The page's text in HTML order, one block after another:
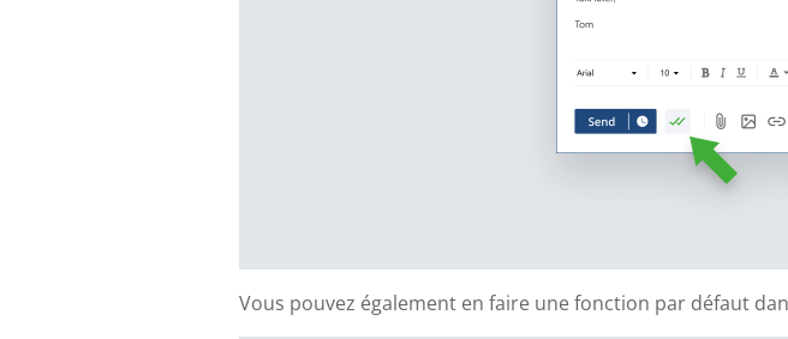
Vous pouvez également en faire une fonction par défaut